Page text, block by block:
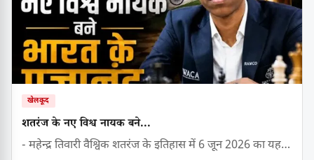
खेलकूद
शतरंज के नए विश्व नायक बने...
- महेन्द्र तिवारी वैश्विक शतरंज के इतिहास में 6 जून 2026 का यह…